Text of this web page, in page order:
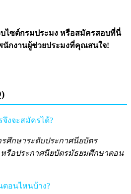
บไซต์กรมประมง หรือสมัครสอบที่นี่
นักงานผู้ช่วยประมงที่คุณสนใจ!
งจะสมัครได้?
รศึกษาระดับประกาศนียบัตร
รือประกาศนียบัตรมัธยมศึกษาตอน
ตอนไหนบ้าง?